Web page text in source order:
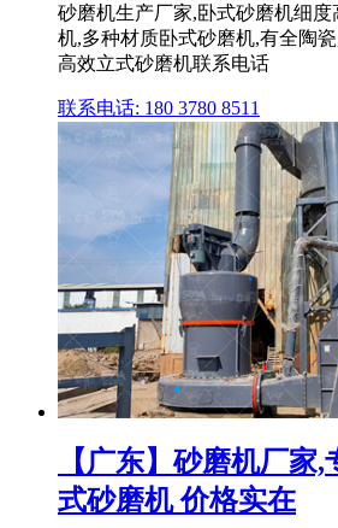
砂磨机生产厂家,卧式砂磨机细
机,多种材质卧式砂磨机,有全陶
高效立式砂磨机联系电话
联系电话: 180 3780 8511
【广东】砂磨机厂家
式砂磨机 价格实在